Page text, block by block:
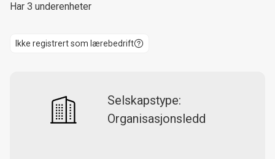
Har 3 underenheter
Ikke registrert som lærebedrift
Selskapstype:
Organisasjonsledd